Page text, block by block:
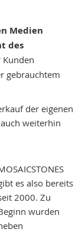
Medien
des
gebrauchtem
der eigenen
weiterhin
es also bereits
2000. Zu
wurden